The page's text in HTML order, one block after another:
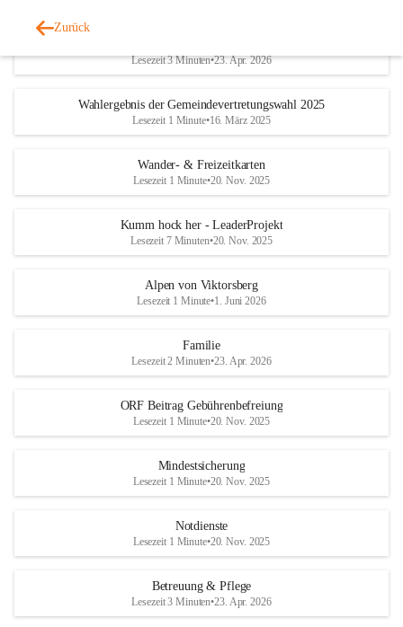
Zurück
Lesezeit 3 Minuten•23. Apr. 2026
Wahlergebnis der Gemeindevertretungswahl 2025
Lesezeit 1 Minute•16. März 2025
Wander- & Freizeitkarten
Lesezeit 1 Minute•20. Nov. 2025
Kumm hock her - LeaderProjekt
Lesezeit 7 Minuten•20. Nov. 2025
Alpen von Viktorsberg
Lesezeit 1 Minute•1. Juni 2026
Familie
Lesezeit 2 Minuten•23. Apr. 2026
ORF Beitrag Gebührenbefreiung
Lesezeit 1 Minute•20. Nov. 2025
Mindestsicherung
Lesezeit 1 Minute•20. Nov. 2025
Notdienste
Lesezeit 1 Minute•20. Nov. 2025
Betreuung & Pflege
Lesezeit 3 Minuten•23. Apr. 2026